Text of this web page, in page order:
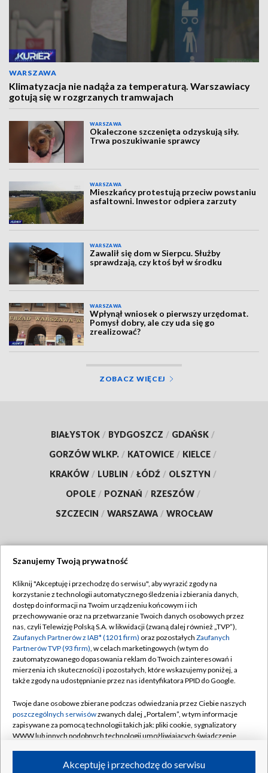
WARSZAWA
Klimatyzacja nie nadąża za temperaturą. Warszawiacy
gotują się w rozgrzanych tramwajach
WARSZAWA
Okaleczone szczenięta odzyskują siły.
Trwa poszukiwanie sprawcy
WARSZAWA
Mieszkańcy protestują przeciw powstaniu
asfaltowni. Inwestor odpiera zarzuty
WARSZAWA
Zawalił się dom w Sierpcu. Służby
sprawdzają, czy ktoś był w środku
WARSZAWA
Wpłynął wniosek o pierwszy urzędomat.
Pomysł dobry, ale czy uda się go
zrealizować?
ZOBACZ WIĘCEJ
BIAŁYSTOK / BYDGOSZCZ / GDAŃSK /
GORZÓW WLKP. / KATOWICE / KIELCE /
KRAKÓW / LUBLIN / ŁÓDŹ / OLSZTYN /
OPOLE / POZNAŃ / RZESZÓW /
SZCZECIN / WARSZAWA / WROCŁAW
TVP
Abonament TVP
Emisja w TVP
Centrum informacji TVP
Naziemna Telewizja Cyfrowa
Rada Programowa
System NOS
Informacje o nadawcy
Program dla prasy
Regulamin TVP
Polityka prywatności
Moje zgody
Pomoc
Kontakt
Kanały
Szanujemy Twoją prywatność
Kliknij "Akceptuję i przechodzę do serwisu", aby wyrazić zgody na
korzystanie z technologii automatycznego śledzenia i zbierania danych,
dostęp do informacji na Twoim urządzeniu końcowym i ich
przechowywanie oraz na przetwarzanie Twoich danych osobowych przez
nas, czyli Telewizję Polską S.A. w likwidacji (zwaną dalej również „TVP”),
Zaufanych Partnerów z IAB* (1201 firm) oraz pozostałych Zaufanych
Partnerów TVP (93 firm), w celach marketingowych (w tym do
zautomatyzowanego dopasowania reklam do Twoich zainteresowań i
mierzenia ich skuteczności) i pozostałych, które wskazujemy poniżej, a
także zgody na udostępnianie przez nas identyfikatora PPID do Google.
Twoje dane osobowe zbierane podczas odwiedzania przez Ciebie naszych
poszczególnych serwisówzwanych dalej „Portalem”, w tym informacje
zapisywane za pomocą technologii takich jak: pliki cookie, sygnalizatory
WWW lub innych podobnych technologii umożliwiających świadczenie
ruchu w Internecie.Akceptuję i przechodzę do serwisu